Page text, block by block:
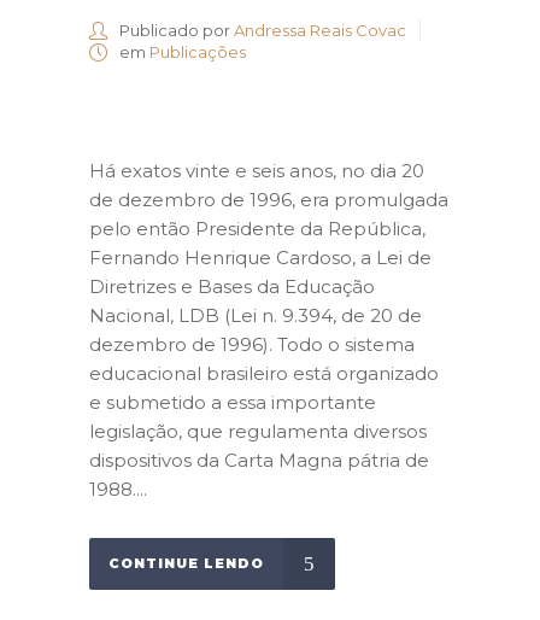
Publicado porAndressa Reais Covac
em Publicações
Há exatos vinte e seis anos, no dia 20
de dezembro de 1996, era promulgada
pelo então Presidente da República,
Fernando Henrique Cardoso, a Lei de
Diretrizes e Bases da Educação
Nacional, LDB (Lei n. 9.394, de 20 de
dezembro de 1996). Todo o sistema
educacional brasileiro está organizado
e submetido a essa importante
legislação, que regulamenta diversos
dispositivos da Carta Magna pátria de
1988....
CONTINUE LENDO